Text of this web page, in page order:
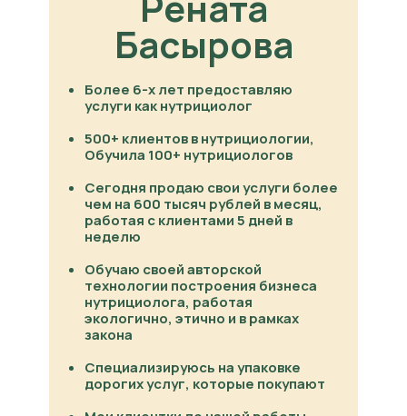
Басырова
Более 6-х лет предоставляю
услуги как нутрициолог
500+ клиентов в нутрициологии,
Обучила 100+ нутрициологов
Сегодня продаю свои услуги более
чем на 600 тысяч рублей в месяц,
работая с клиентами 5 дней в
неделю
Обучаю своей авторской
технологии построения бизнеса
нутрициолога, работая
экологично, этично и в рамках
закона
Специализируюсь на упаковке
дорогих услуг, которые покупают
ИП Басырова Рената Ринатовна
ИНН 022901989562
г. Казань, ул. Тунакова, 45 к1, кв 66
Политика обработки персональных данных
Договор оферты